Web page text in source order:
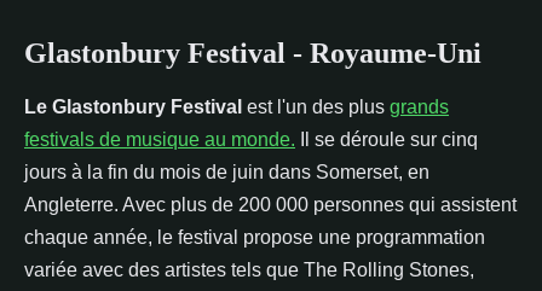
Glastonbury Festival - Royaume-Uni
Le Glastonbury Festival est l'un des plus grands
festivals de musique au monde. Il se déroule sur cinq
jours à la fin du mois de juin dans Somerset, en
Angleterre. Avec plus de 200 000 personnes qui assistent
chaque année, le festival propose une programmation
variée avec des artistes tels que The Rolling Stones,